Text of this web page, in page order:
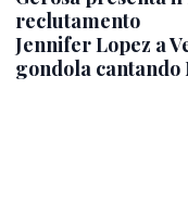
reclutamento
Jennifer Lopez a
gondola cantando